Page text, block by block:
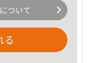
ついて
る